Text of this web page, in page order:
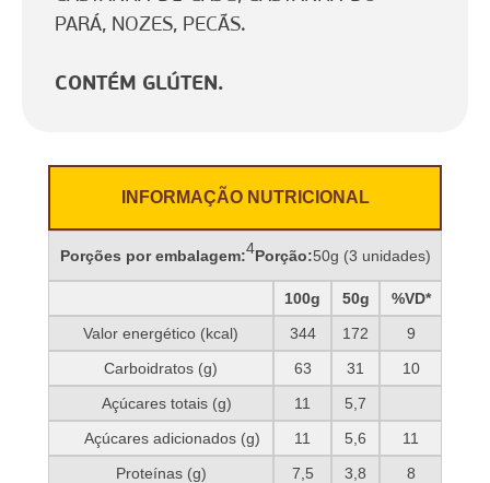
PARÁ, NOZES, PECÃS.
CONTÉM GLÚTEN.
INFORMAÇÃO NUTRICIONAL
Porções por embalagem:4Porção:50g (3 unidades)
100g 50g
%VD*
Valor energético (kcal)
344 172
9
Carboidratos (g)
63 31
10
Açúcares totais (g)
11
5,7
Açúcares adicionados (g)
11 5,6
11
Proteínas (g)
7,5 3,8
8